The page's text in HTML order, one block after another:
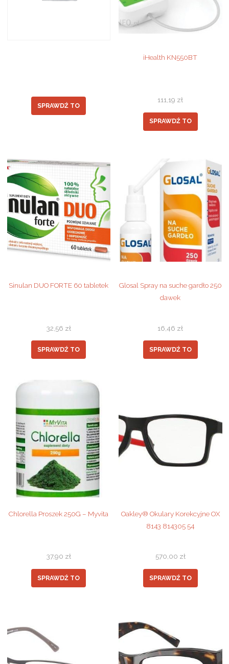
SPRAWDŹ TO
iHealth KN550BT
111,19 zł
SPRAWDŹ TO
Sinulan DUO FORTE 60 tabletek
32,56 zł
SPRAWDŹ TO
Glosal Spray na suche gardło 250
dawek
16,46 zł
SPRAWDŹ TO
Chlorella Proszek 250G – Myvita
37,90 zł
SPRAWDŹ TO
Oakley® Okulary Korekcyjne OX
8143 814305 54
570,00 zł
SPRAWDŹ TO